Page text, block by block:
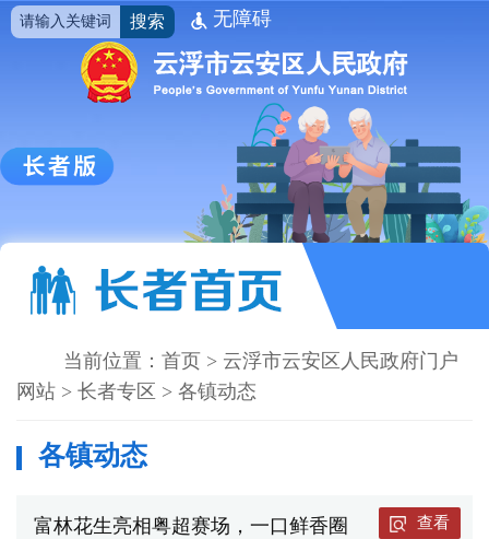
搜索 无障碍
当前位置： 首页 > 云浮市云安区人民政府门户
网站 > 长者专区 > 各镇动态
各镇动态
富林花生亮相粤超赛场，一口鲜香圈
查看